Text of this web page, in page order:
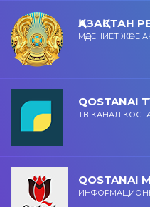
ҚАЗАҚСТАН
МӘДЕНИЕТ ЖӘНЕ
QOSTANAI
ТВ КАНАЛ
QOSTANAI